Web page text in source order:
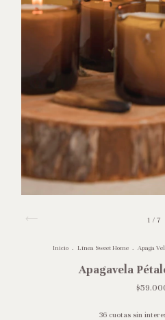
1 / 7
Inicio . Línea Sweet Home . Apaga
Apagavela
36 cuotas sin